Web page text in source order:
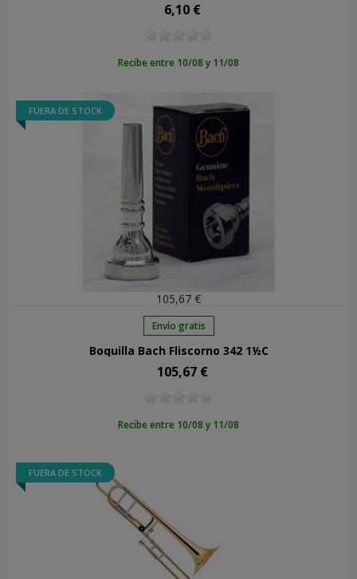
Precio
6,10 €
Recibe entre 10/08 y 11/08
FUERA DE STOCK
105,67 €
Envío gratis
Boquilla Bach Fliscorno 342 1½C
Precio
105,67 €
Recibe entre 10/08 y 11/08
FUERA DE STOCK